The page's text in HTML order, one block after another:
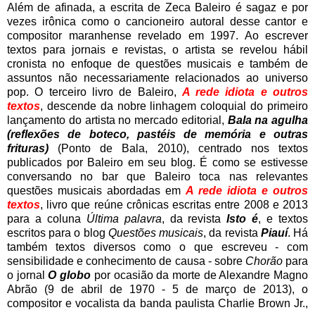
Além de afinada, a escrita de Zeca Baleiro é sagaz e por
vezes irônica como o cancioneiro autoral desse cantor e
compositor maranhense revelado em 1997. Ao escrever
textos para jornais e revistas, o artista se revelou hábil
cronista no enfoque de questões musicais e também de
assuntos não necessariamente relacionados ao universo
pop. O terceiro livro de Baleiro, A rede idiota e outros
textos, descende da nobre linhagem coloquial do primeiro
lançamento do artista no mercado editorial, Bala na agulha
(reflexões de boteco, pastéis de memória e outras
frituras) (Ponto de Bala, 2010), centrado nos textos
publicados por Baleiro em seu blog. É como se estivesse
conversando no bar que Baleiro toca nas relevantes
questões musicais abordadas em A rede idiota e outros
textos, livro que reúne crônicas escritas entre 2008 e 2013
para a coluna Última palavra, da revistaIsto é, e textos
escritos para o blog Questões musicais, da revista Piauí. Há
também textos diversos como o que escreveu - com
sensibilidade e conhecimento de causa - sobre Chorãopara
o jornalO globo por ocasião da morte de Alexandre Magno
Abrão (9 de abril de 1970 - 5 de março de 2013), o
compositor e vocalista da banda paulista Charlie Brown Jr.,